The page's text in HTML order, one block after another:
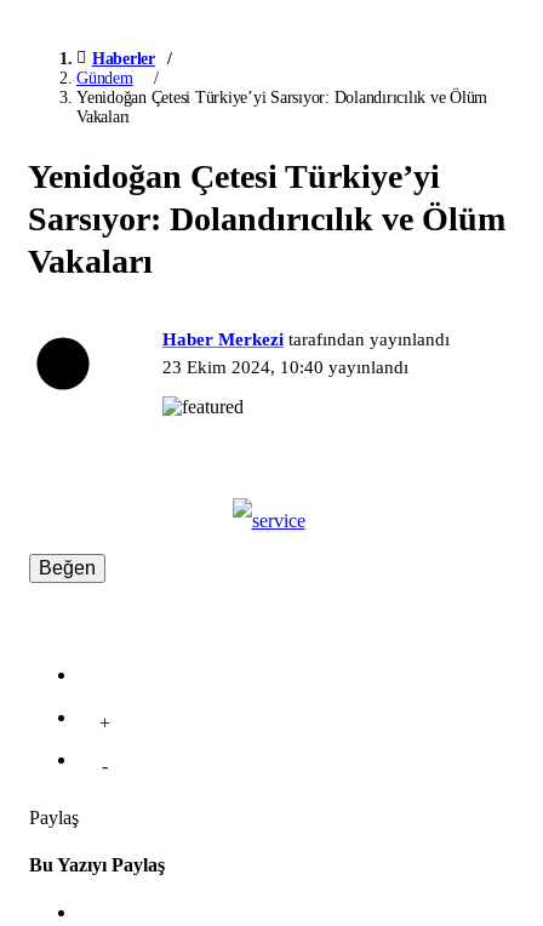
Haberler
Gündem
Yenidoğan Çetesi Türkiye’yi Sarsıyor: Dolandırıcılık ve Ölüm
Vakaları
Yenidoğan Çetesi Türkiye’yi
Sarsıyor: Dolandırıcılık ve Ölüm
Vakaları
Haber Merkezi tarafından yayınlandı
23 Ekim 2024, 10:40 yayınlandı
Beğen
+
-
Paylaş
Bu Yazıyı Paylaş